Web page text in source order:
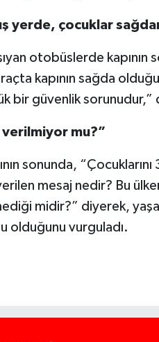
yerde, çocuklar
otobüslerde
kapının sağda
bir güvenlik sorunudur,”
mu?”
sonunda,
mesaj nedir? Bu
midir?” diyerek,
olduğunu vurguladı.